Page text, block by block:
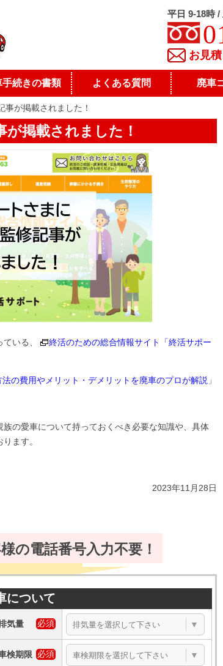
平日 9-18時 /
お見
手続きの書類 よくある質問 廃車
が掲載されました！
掲載されました！
いる、
終活のための総合情報サイト「終活サポー
の費用やメリット・デメリットを廃車のプロが解説 」
の愛車について持っておくべき必要な知識や、具体
ます。
2023年11月28日
の電話番号入力不要！
について
気量 ▼
検期限 ▼